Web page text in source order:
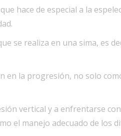
hace de especial a la
se realiza en una sima, es
en la progresión, no solo
vertical y a enfrentarse
el manejo adecuado de los